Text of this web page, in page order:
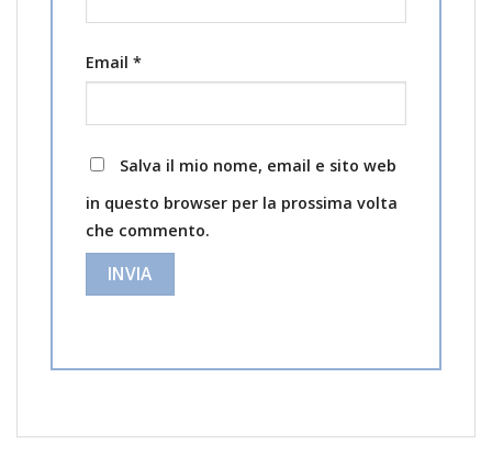
Email *
Salva il mio nome, email e sito web
in questo browser per la prossima volta
che commento.